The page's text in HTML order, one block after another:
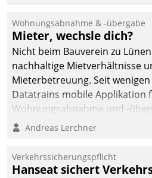
Wohnungsabnahme & -übergabe
Mieter, wechsle dich?
Nicht beim Bauverein zu
nachhaltige Mietverhältnisse
Mieterbetreuung. Seit
Datatrains mobile Applikation
Wohnungsabnahme und -
Mieter wohlgeordnet kommen
Andreas Lerchner
Verkehrssicherungspflicht
Hanseat sichert